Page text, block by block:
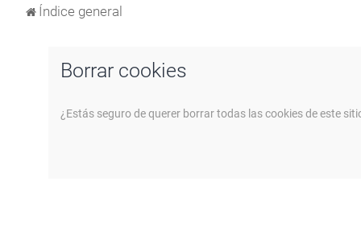
Índice general
Borrar cookies
¿Estás seguro de querer borrar todas las cookies de este